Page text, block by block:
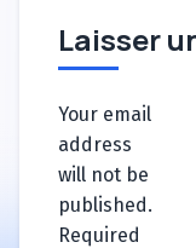
Laisser
Your email
address
will not be
published.
Required